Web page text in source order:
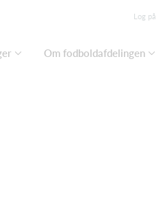
Log på
Om fodboldafdelingen